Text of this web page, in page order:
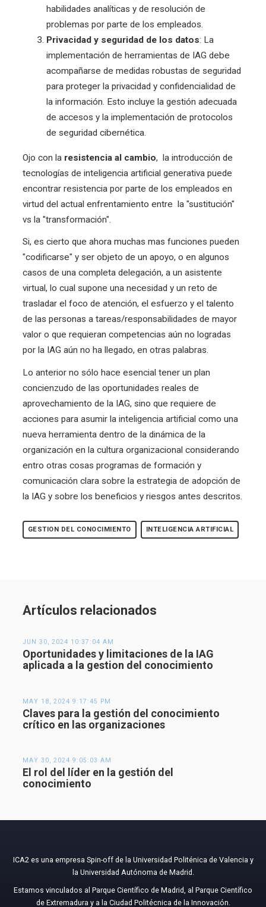
habilidades analíticas y de resolución de
problemas por parte de los empleados.
Privacidad y seguridad de los datos: La
implementación de herramientas de IAG debe
acompañarse de medidas robustas de seguridad
para proteger la privacidad y confidencialidad de
la información. Esto incluye la gestión adecuada
de accesos y la implementación de protocolos
de seguridad cibernética.
Ojo con la resistencia al cambio, la introducción de
tecnologías de inteligencia artificial generativa puede
encontrar resistencia por parte de los empleados en
virtud del actual enfrentamiento entre la "sustitución"
vs la "transformación".
Si, es cierto que ahora muchas mas funciones pueden
"codificarse" y ser objeto de un apoyo, o en algunos
casos de una completa delegación, a un asistente
virtual, lo cual supone una necesidad y un reto de
trasladar el foco de atención, el esfuerzo y el talento
de las personas a tareas/responsabilidades de mayor
valor o que requieran competencias aún no logradas
por la IAG aún no ha llegado, en otras palabras.
Lo anterior no sólo hace esencial tener un plan
concienzudo de las oportunidades reales de
aprovechamiento de la IAG, sino que requiere de
acciones para asumir la inteligencia artificial como una
nueva herramienta dentro de la dinámica de la
organización en la cultura organizacional considerando
entro otras cosas programas de formación y
comunicación clara sobre la estrategia de adopción de
la IAG y sobre los beneficios y riesgos antes descritos.
GESTION DEL CONOCIMIENTO INTELIGENCIA ARTIFICIAL
Artículos relacionados
JUN 30, 2024 10:37:04 AM
Oportunidades y limitaciones de la IAG
aplicada a la gestion del conocimiento
MAY 18, 2024 9:17:45 PM
Claves para la gestión del conocimiento
crítico en las organizaciones
MAY 30, 2024 9:05:03 AM
El rol del líder en la gestión del
conocimiento
ICA2 es una empresa Spin-off de la Universidad Politénica de Valencia y
la Universidad Autónoma de Madrid.
Estamos vinculados al Parque Científico de Madrid, al Parque Científico
de Extremadura y a la Ciudad Politécnica de la Innovación.